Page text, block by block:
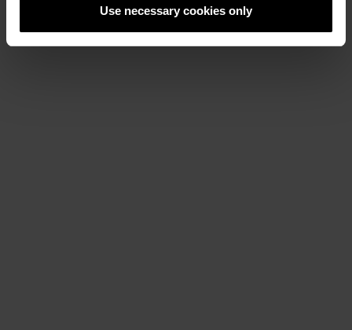
Use necessary cookies only